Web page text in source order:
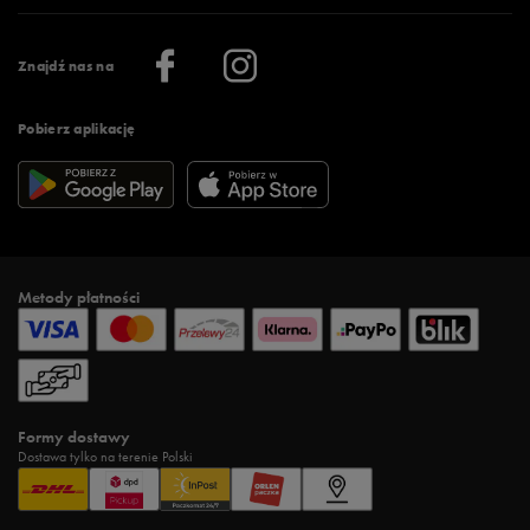
Znajdź nas na
Pobierz aplikację
Regulamin aplikacji 50 style
Więcej regulaminów >
Praca
Informacje o firmie
Metody płatności
Formy dostawy
Dostawa tylko na terenie Polski